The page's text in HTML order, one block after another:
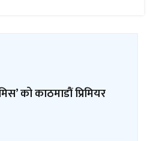
को काठमाडौं प्रिमियर